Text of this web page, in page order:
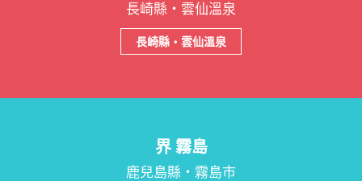
長崎縣・雲仙溫泉
長崎縣・雲仙溫泉
界 霧島
鹿兒島縣・霧島市